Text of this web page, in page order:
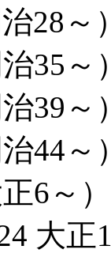
28～
35～
39～
44～
6～）
大正